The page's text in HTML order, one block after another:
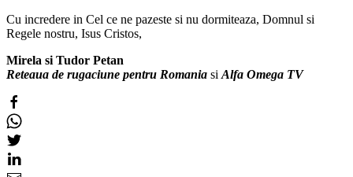
Cu incredere in Cel ce ne pazeste si nu dormiteaza, Domnul si
Regele nostru, Isus Cristos,
Mirela si Tudor Petan
Reteaua de rugaciune pentru Romania si Alfa Omega TV